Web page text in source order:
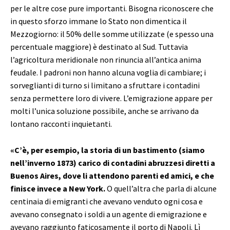
per le altre cose pure importanti. Bisogna riconoscere che
in questo sforzo immane lo Stato non dimentica il
Mezzogiorno: il 50% delle somme utilizzate (e spesso una
percentuale maggiore) è destinato al Sud. Tuttavia
l’agricoltura meridionale non rinuncia all’antica anima
feudale. I padroni non hanno alcuna voglia di cambiare; i
sorveglianti di turno si limitano a sfruttare i contadini
senza permettere loro di vivere. L’emigrazione appare per
molti l’unica soluzione possibile, anche se arrivano da
lontano racconti inquietanti.
«C’è, per esempio, la storia di un bastimento (siamo
nell’inverno 1873) carico di contadini abruzzesi diretti a
Buenos Aires, dove li attendono parenti ed amici, e che
finisce invece a New York.O quell’altra che parla di alcune
centinaia di emigranti che avevano venduto ogni cosa e
avevano consegnato i soldi a un agente di emigrazione e
avevano raggiunto faticosamente il porto di Napoli. Lì